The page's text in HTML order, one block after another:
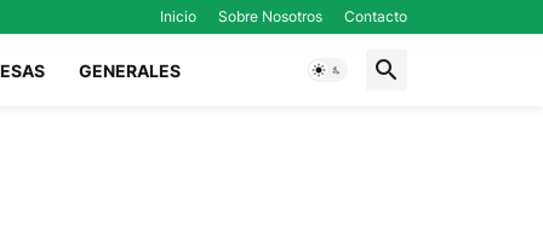
Inicio Sobre Nosotros Contacto
GENERALES